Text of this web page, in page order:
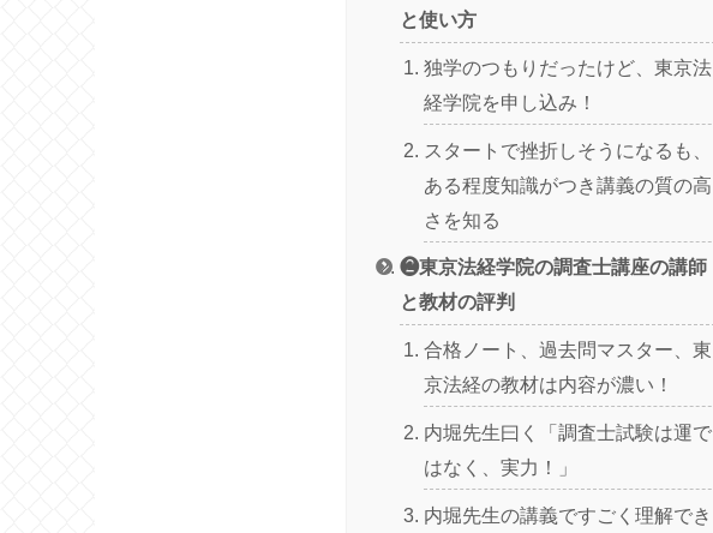
と使い方
独学のつもりだったけど、東京法
経学院を申し込み！
スタートで挫折しそうになるも、
ある程度知識がつき講義の質の高
さを知る
❷東京法経学院の調査士講座の講師
と教材の評判
合格ノート、過去問マスター、東
京法経の教材は内容が濃い！
内堀先生曰く「調査士試験は運で
はなく、実力！」
内堀先生の講義ですごく理解でき